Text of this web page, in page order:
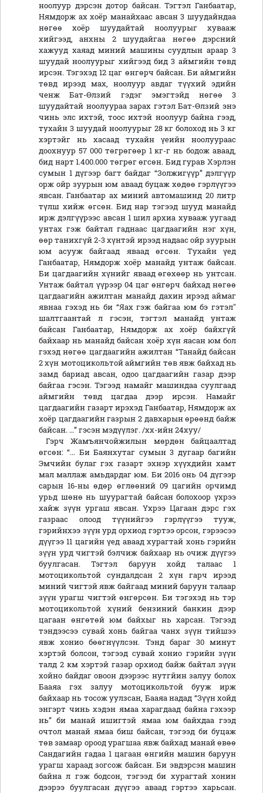
ноолуур дэрсэн дотор байсан. Тэгтэл Ганбаатар,
Нямдорж ах хоёр манайхаас авсан 3 шуудайндаа
нөгөө хоёр шуудайтай ноолуурыг хувааж
хийгээд, анхны 2 шуудайгаа нөгөө дэрсний
хажууд хаяад миний машины суудлын араар 3
шуудай ноолуурыг хийгээд бид 3 аймгийн төвд
ирсэн. Тэгэхэд 12 цаг өнгөрч байсан. Би аймгийн
төвд ирээд мах, ноолуур авдаг түүхий эдийн
ченж Бат-Өлзий гэдэг эмэгтэйд нөгөө 3
шуудайтай ноолуураа зарах гэтэл Бат-Өлзий энэ
чинь элс ихтэй, тоос ихтэй ноолуур байна гээд,
тухайн 3 шуудай ноолуурыг 28 кг болоход нь 3 кг
хэртэйг нь хасаад тухайн үеийн ноолуураас
доохнуур 57 000 төгрөгөөр 1 кг-г нь бодож аваад,
бид нарт 1.400.000 төгрөг өгсөн. Бид гурав Хэрлэн
сумын 1 дүгээр багт байдаг “Золжигүүр” дэлгүүр
орж ойр зуурын юм аваад буцаж хөдөө гэрлүүгээ
явсан. Ганбаатар ах миний автомашинд 20 литр
түлш хийж өгсөн. Бид нар тэгээд шууд манайд
ирж дэлгүүрээс авсан 1 шил архиа хувааж уугаад
унтах гэж байтал гаднаас цагдаагийн нэг хүн,
өөр танихгүй 2-3 хүнтэй ирээд надаас ойр зуурын
юм асууж байгаад яваад өгсөн. Тухайн үед
Ганбаатар, Нямдорж хоёр манайд унтаж байсан.
Би цагдаагийн хүнийг яваад өгөхөөр нь унтсан.
Унтаж байтал үүрээр 04 цаг өнгөрч байхад нөгөө
цагдаагийн ажилтан манайд дахин ирээд аймаг
явнаа гэхэд нь би “Яах гэж байгаа юм бэ гэтэл"
шалтгаантай л гэсэн, тэгтэл манайд унтаж
байсан Ганбаатар, Нямдорж ах хоёр байхгүй
байхаар нь манайд байсан хоёр хүн яасан юм бол
гэхэд нөгөө цагдаагийн ажилтан “Танайд байсан
2 хүн мотоцикольтой аймгийн төв явж байхад нь
замд бариад авсан, одоо цагдаагийн газар дээр
байгаа гэсэн. Тэгээд намайг машиндаа суулгаад
аймгийн төвд цагдаа дээр ирсэн. Намайг
цагдаагийн газарт ирэхэд Ганбаатар, Нямдорж ах
хоёр цагдаагийн газрын 2 давхарын өрөөнд байж
байсан. …” гэсэн мэдүүлэг. /хх-ийн 24хуу/
Гэрч Жамъянчойжилын мөрдөн байцаалтад
өгсөн: “... Би Баянхутаг сумын 3 дугаар багийн
Эмчийн булаг гэх газарт эхнэр хүүхдийн хамт
мал маллаж амьдардаг юм. Би 2016 онь 04 дүгээр
сарын 16-ны өдөр өглөөний 09 цагийн орчимд
урьд шөнө нь шуурагтай байсан болохоор үхрээ
хайж зүүн ургаш явсан. Үхрээ Цагаан дэрс гэх
газраас олоод түүнийгээ гэрлүүгээ тууж,
гэрийнхээ зүүн урд орхиод гэртээ орсон, гэрээсээ
дүүгээ 11 цагийн үед аваад хурагтай хонь гэрийн
зүүн урд чигтэй бэлчиж байхаар нь очиж дүүгээ
буулгасан. Тэгтэл баруун хойд талаас 1
мотоцикольтой сундалдсан 2 хүн гарч ирээд
миний чигтэй явж байгаад миний баруун талаар
зүүн урагш чигтэй өнгөрсөн. Би тэгэхэд нь тэр
мотоцикольтой хүний бензиний банкин дээр
цагаан өнгөтөй юм байхыг нь харсан. Тэгээд
тэндээсээ сувай хонь байгаа чанх зүүн тийшээ
явж хонио бөөгнүүлсэн. Тэнд бараг 30 минут
хэртэй болсон, тэгээд сувай хонио гэрийн зүүн
талд 2 км хэртэй газар орхиод байж байтал зүүн
хойно байдаг овоон дээрээс нутгйин залуу болох
Бааяа гэх залуу мотоцикольтой бууж ирж
байхаар нь тосож уулзсан, Бааяа надад “Зүүн хойд
энгэрт чинь хэдэн ямаа харагдаад байна гэхээр
нь” би манай ишигтэй ямаа юм байхдаа гээд
очтол манай ямаа биш байсан, тэгээд би буцаж
төв замаар ороод урагшаа явж байхад манай өвөө
Сандагийн гадаа 1 цагаан өнгийн машин баруун
урагш хараад зогсож байсан. Би эвдэрсэн машин
байна л гэж бодсон, тэгээд би хурагтай хонин
дээрээ буулгасан дүүгээ аваад гэртээ харьсан.